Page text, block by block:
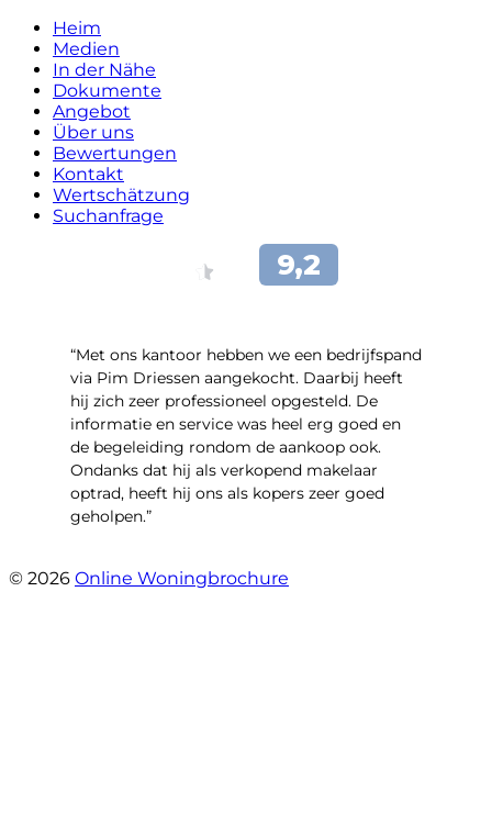
Heim
Medien
In der Nähe
Dokumente
Angebot
Über uns
Bewertungen
Kontakt
Wertschätzung
Suchanfrage
“Met ons kantoor hebben we een bedrijfspand
via Pim Driessen aangekocht. Daarbij heeft
hij zich zeer professioneel opgesteld. De
informatie en service was heel erg goed en
de begeleiding rondom de aankoop ook.
Ondanks dat hij als verkopend makelaar
optrad, heeft hij ons als kopers zeer goed
geholpen.”
© 2026 Online Woningbrochure